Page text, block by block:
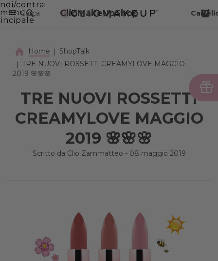
VAI AL CONTENUTO PRINCIPALE
contrai
menuCerca ClioMakeUpShop
Home
ShopTalk
TRE NUOVI ROSSETTI CREAMYLOVE MAGGIO
2019 🌸🌸🌸
TRE NUOVI ROSSETTI
CREAMYLOVE MAGGIO
2019 🌸🌸🌸
Scritto da Clio Zammatteo - 08 maggio 2019